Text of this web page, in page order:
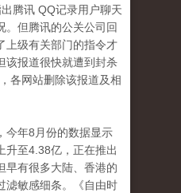
腾讯 QQ记录用户聊天
。但腾讯的公关公司回
上级有关部门的指令才
该报道很快就遭到封杀
各网站删除该报道及相
今年8月份的数据显示
升至4.38亿，正在推出
早有很多大陆、香港的
滤敏感细条。《自由时